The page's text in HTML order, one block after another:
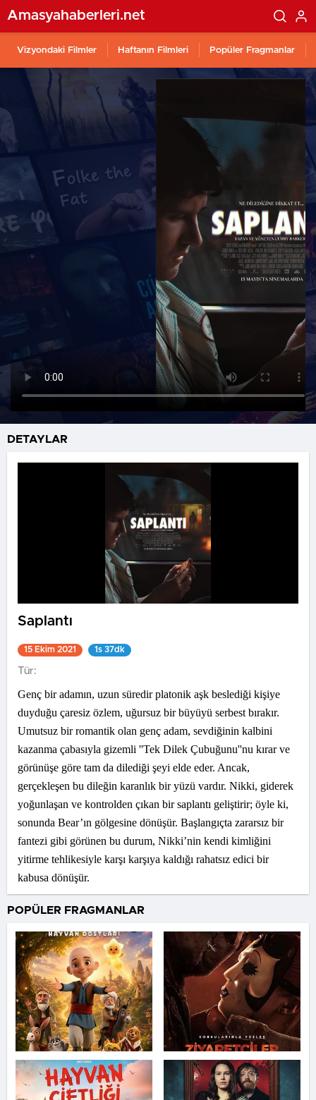
Amasyahaberleri.net
Vizyondaki Filmler Haftanın Filmleri Popüler Fragmanlar
DETAYLAR
Saplantı
15 Ekim 2021 1s 37dk
Tür:
Genç bir adamın, uzun süredir platonik aşk beslediği kişiye
duyduğu çaresiz özlem, uğursuz bir büyüyü serbest bırakır.
Umutsuz bir romantik olan genç adam, sevdiğinin kalbini
kazanma çabasıyla gizemli ''Tek Dilek Çubuğunu''nu kırar ve
görünüşe göre tam da dilediği şeyi elde eder. Ancak,
gerçekleşen bu dileğin karanlık bir yüzü vardır. Nikki, giderek
yoğunlaşan ve kontrolden çıkan bir saplantı geliştirir; öyle ki,
sonunda Bear’ın gölgesine dönüşür. Başlangıçta zararsız bir
fantezi gibi görünen bu durum, Nikki’nin kendi kimliğini
yitirme tehlikesiyle karşı karşıya kaldığı rahatsız edici bir
kabusa dönüşür.
POPÜLER FRAGMANLAR